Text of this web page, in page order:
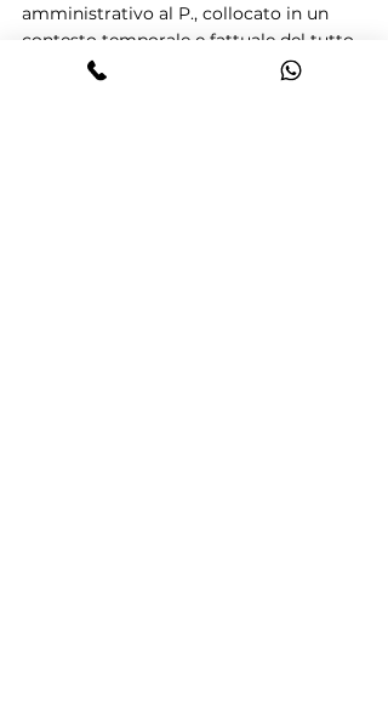
amministrativo al P., collocato in un
contesto temporale e fattuale del tutto
diverso dall'accertamento in concreto